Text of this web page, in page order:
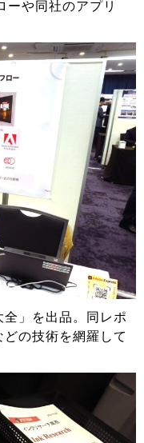
ーや同社のアプリ
」を出品。同レポ
の技術を網羅して